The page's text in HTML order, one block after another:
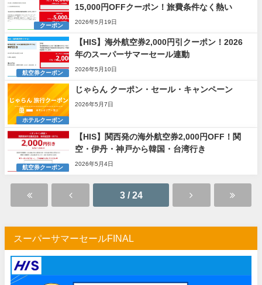
クーポン
15,000円OFFクーポン！旅費条件なく熱い
2026年5月19日
航空券クーポン
【HIS】海外航空券2,000円引クーポン！2026
年のスーパーサマーセール連動
2026年5月10日
ホテルクーポン
じゃらん クーポン・セール・キャンペーン
2026年5月7日
航空券クーポン
【HIS】関西発の海外航空券2,000円OFF！関
空・伊丹・神戸から韓国・台湾行き
2026年5月4日
3 / 24
スーパーサマーセールFINAL